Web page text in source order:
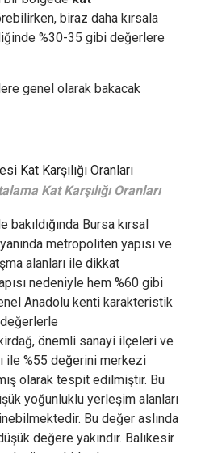
biraz daha kırsala
%30-35 gibi değerlere
genel olarak bakacak
Kat Karşılığı Oranları
Bursa kırsal
metropoliten yapısı ve
alanları ile dikkat
nedeniyle hem %60 gibi
Anadolu kenti karakteristik
önemli sanayi ilçeleri ve
ile %55 değerini merkezi
olarak tespit edilmiştir. Bu
yoğunluklu yerleşim alanları
Bu değer aslında
değere yakındır. Balıkesir